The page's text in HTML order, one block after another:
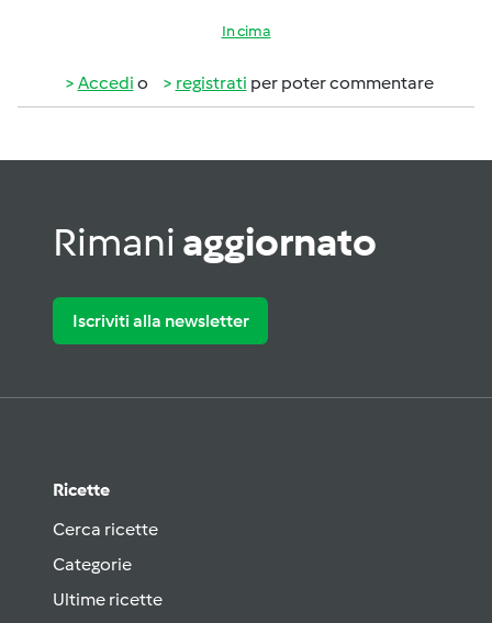
In cima
Accedi o registrati per poter commentare
Rimani aggiornato
Iscriviti alla newsletter
Ricette
Cerca ricette
Categorie
Ultime ricette